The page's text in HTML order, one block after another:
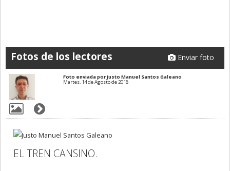
Fotos de los lectores Enviar foto
Foto enviada por Justo Manuel Santos Galeano
Martes, 14 de Agosto de 2018
EL TREN CANSINO.